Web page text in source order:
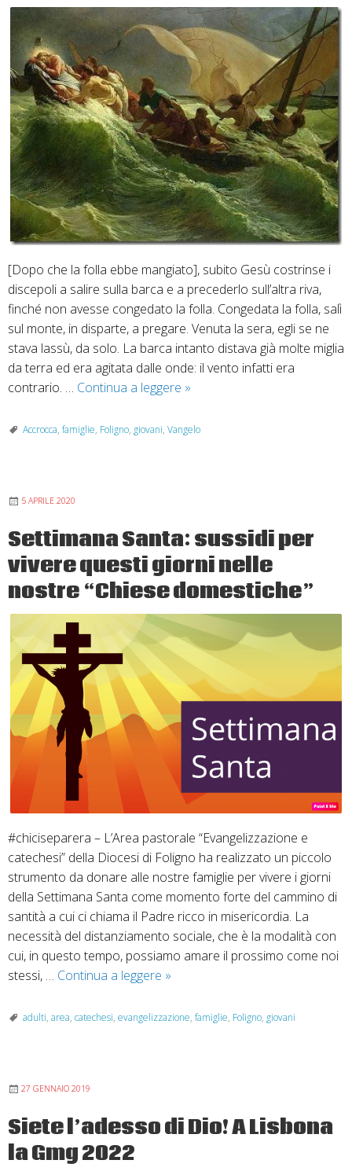
[Dopo che la folla ebbe mangiato], subito Gesù costrinse i
discepoli a salire sulla barca e a precederlo sull’altra riva,
finché non avesse congedato la folla. Congedata la folla, salì
sul monte, in disparte, a pregare. Venuta la sera, egli se ne
stava lassù, da solo. La barca intanto distava già molte miglia
da terra ed era agitata dalle onde: il vento infatti era
contrario. … Continua a leggere 9
2026
paura!”
–
XIX
Domenica
T.
O.
Anno
A
Vangelo
Mt
14,22-
33
»
Accrocca, famiglie, Foligno, giovani, Vangelo
5 APRILE 2020
Settimana Santa: sussidi per
vivere questi giorni nelle
nostre “Chiese domestiche”
#chiciseparera – L’Area pastorale “Evangelizzazione e
catechesi” della Diocesi di Foligno ha realizzato un piccolo
strumento da donare alle nostre famiglie per vivere i giorni
della Settimana Santa come momento forte del cammino di
santità a cui ci chiama il Padre ricco in misericordia. La
necessità del distanziamento sociale, che è la modalità con
cui, in questo tempo, possiamo amare il prossimo come noi
stessi, … Continua a leggere Settimana
sussidi
nostre
»
adulti, area, catechesi, evangelizzazione, famiglie, Foligno, giovani
27 GENNAIO 2019
Siete l’adesso di Dio! A Lisbona
la Gmg 2022